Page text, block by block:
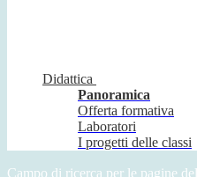
Didattica
Panoramica
Offerta formativa
Laboratori
I progetti delle classi
Campo di ricerca per le pagine